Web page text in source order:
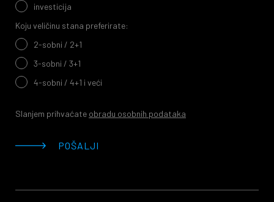
investicija
Koju veličinu stana preferirate:
2-sobni / 2+1
3-sobni / 3+1
4-sobni / 4+1 i veći
Slanjem prihvaćate obradu osobnih podataka
POŠALJI